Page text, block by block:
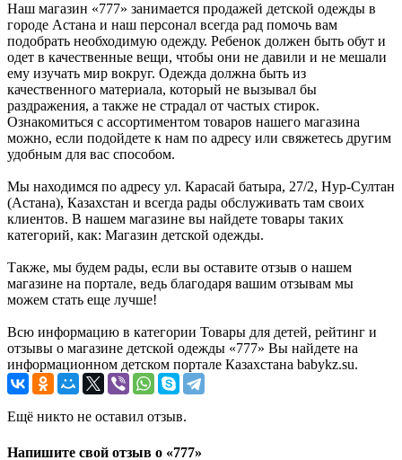
Наш магазин «777» занимается продажей детской одежды в
городе Астана и наш персонал всегда рад помочь вам
подобрать необходимую одежду. Ребенок должен быть обут и
одет в качественные вещи, чтобы они не давили и не мешали
ему изучать мир вокруг. Одежда должна быть из
качественного материала, который не вызывал бы
раздражения, а также не страдал от частых стирок.
Ознакомиться с ассортиментом товаров нашего магазина
можно, если подойдете к нам по адресу или свяжетесь другим
удобным для вас способом.
Мы находимся по адресу ул. Карасай батыра, 27/2, Нур-Султан
(Астана), Казахстан и всегда рады обслуживать там своих
клиентов. В нашем магазине вы найдете товары таких
категорий, как: Магазин детской одежды.
Также, мы будем рады, если вы оставите отзыв о нашем
магазине на портале, ведь благодаря вашим отзывам мы
можем стать еще лучше!
Всю информацию в категории Товары для детей, рейтинг и
отзывы о магазине детской одежды «777» Вы найдете на
информационном детском портале Казахстана babykz.su.
Ещё никто не оставил отзыв.
Напишите свой отзыв о «777»